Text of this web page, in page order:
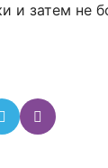
и затем не